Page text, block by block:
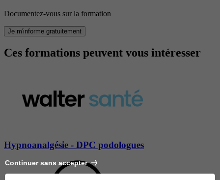
Documentez-vous sur la formation
Je m'informe gratuitement
Ces formations peuvent vous intéresser
Hypnoanalgésie - DPC podologues
Continuer sans accepter